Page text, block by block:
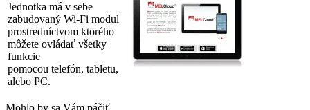
Jednotka má v sebe
zabudovaný Wi-Fi modul
prostredníctvom ktorého
môžete ovládať všetky
funkcie
pomocou telefón, tabletu,
alebo PC.
Mohlo by sa Vám páčiť